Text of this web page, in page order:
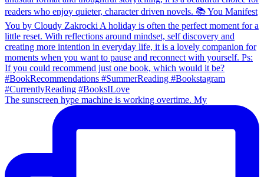
The sunscreen hype machine is working overtime. My